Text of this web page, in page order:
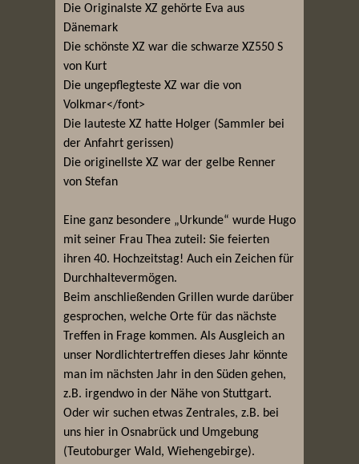
Die Originalste XZ gehörte Eva aus
Dänemark
Die schönste XZ war die schwarze XZ550 S
von Kurt
Die ungepflegteste XZ war die von
Volkmar</font>
Die lauteste XZ hatte Holger (Sammler bei
der Anfahrt gerissen)
Die originellste XZ war der gelbe Renner
von Stefan
Eine ganz besondere „Urkunde“ wurde Hugo
mit seiner Frau Thea zuteil: Sie feierten
ihren 40. Hochzeitstag! Auch ein Zeichen für
Durchhaltevermögen.
Beim anschließenden Grillen wurde darüber
gesprochen, welche Orte für das nächste
Treffen in Frage kommen. Als Ausgleich an
unser Nordlichtertreffen dieses Jahr könnte
man im nächsten Jahr in den Süden gehen,
z.B. irgendwo in der Nähe von Stuttgart.
Oder wir suchen etwas Zentrales, z.B. bei
uns hier in Osnabrück und Umgebung
(Teutoburger Wald, Wiehengebirge).